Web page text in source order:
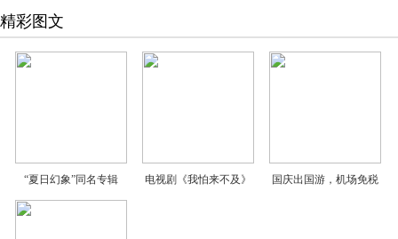
精彩图文
“夏日幻象”同名专辑 电视剧《我怕来不及》 国庆出国游，机场免税